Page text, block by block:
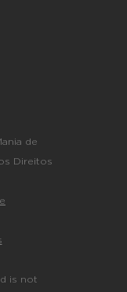
de
Direitos
is not